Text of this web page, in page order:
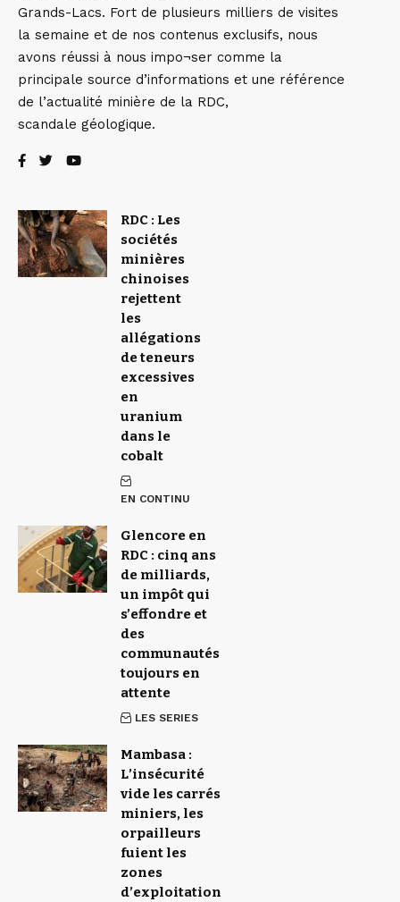
Grands-Lacs. Fort de plusieurs milliers de visites
la semaine et de nos contenus exclusifs, nous
avons réussi à nous impo¬ser comme la
principale source d’informations et une référence
de l’actualité minière de la RDC,
scandale géologique.
RDC : Les
sociétés
minières
chinoises
rejettent
les
allégations
de teneurs
excessives
en
uranium
dans le
cobalt
EN CONTINU
Glencore en
RDC : cinq ans
de milliards,
un impôt qui
s’effondre et
des
communautés
toujours en
attente
LES SERIES
Mambasa :
L’insécurité
vide les carrés
miniers, les
orpailleurs
fuient les
zones
d’exploitation